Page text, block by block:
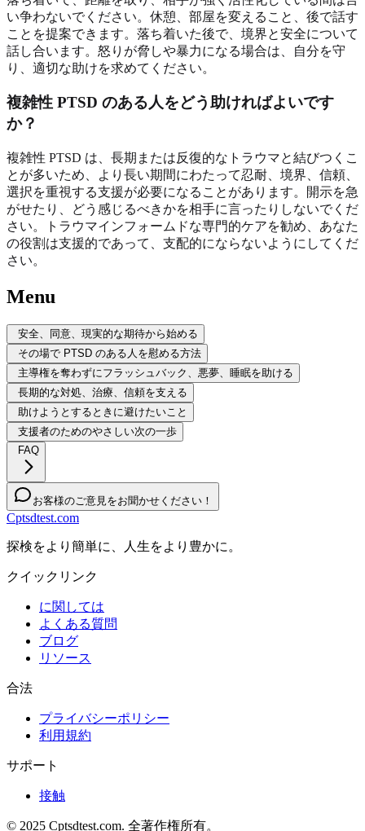
い争わないでください。休憩、部屋を変えること、後で話す
ことを提案できます。落ち着いた後で、境界と安全について
話し合います。怒りが脅しや暴力になる場合は、自分を守
り、適切な助けを求めてください。
複雑性 PTSD のある人をどう助ければよいです
か？
複雑性 PTSD は、長期または反復的なトラウマと結びつくこ
とが多いため、より長い期間にわたって忍耐、境界、信頼、
選択を重視する支援が必要になることがあります。開示を急
がせたり、どう感じるべきかを相手に言ったりしないでくだ
さい。トラウマインフォームドな専門的ケアを勧め、あなた
の役割は支援的であって、支配的にならないようにしてくだ
さい。
Menu
安全、同意、現実的な期待から始める
その場で PTSD のある人を慰める方法
主導権を奪わずにフラッシュバック、悪夢、睡眠を助ける
長期的な対処、治療、信頼を支える
助けようとするときに避けたいこと
支援者のためのやさしい次の一歩
FAQ
お客様のご意見をお聞かせください！
Cptsdtest.com
探検をより簡単に、人生をより豊かに。
クイックリンク
に関しては
よくある質問
ブログ
リソース
合法
プライバシーポリシー
利用規約
サポート
接触
© 2025 Cptsdtest.com. 全著作権所有。